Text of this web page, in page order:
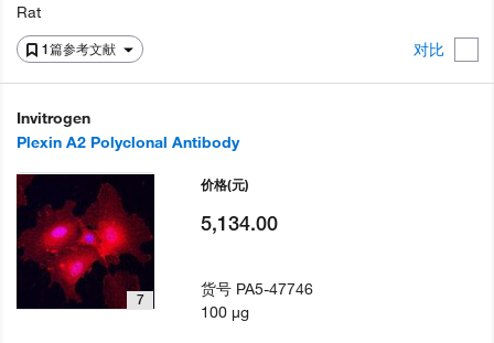
1篇参考文献 对比
Rat
Invitrogen
Plexin A2 Polyclonal Antibody
7
价格(元)
5,134.00
货号 PA5-47746
100 µg